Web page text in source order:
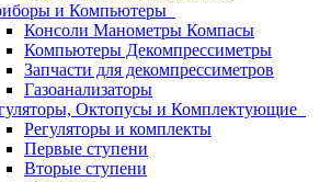
и Компьютеры
Консоли Манометры Компасы
Компьютеры Декомпрессиметры
Запчасти для декомпрессиметров
Газоанализаторы
Октопусы и Комплектующие
Регуляторы и комплекты
Первые ступени
Вторые ступени